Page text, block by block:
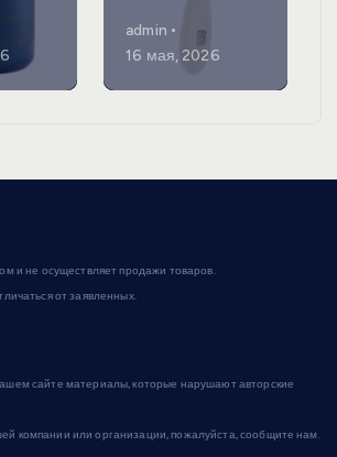
admin
16 мая, 2026
и не осуществляет продажи товаров.
от заявленных.
сайте материалы, которые нарушают авторские
компании или организации, пожалуйста, сообщите нам.